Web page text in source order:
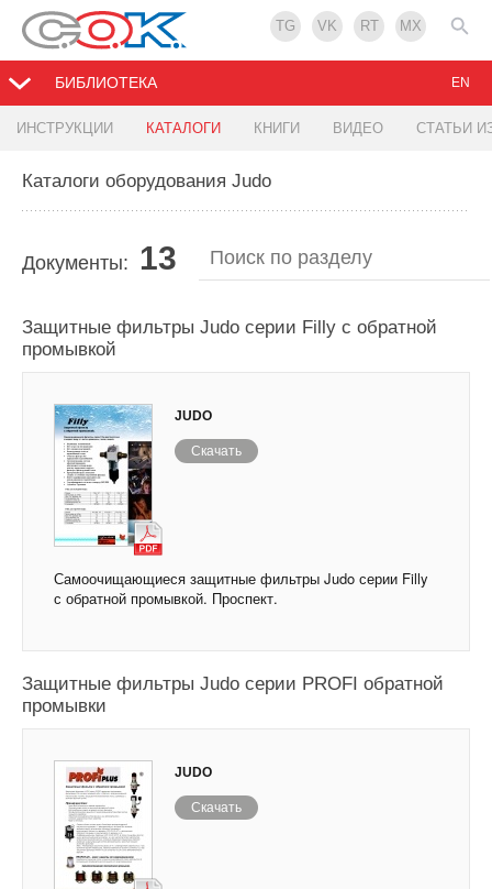
TG VK RT MX
БИБЛИОТЕКА
ИНСТРУКЦИИ КАТАЛОГИ КНИГИ ВИДЕО СТАТЬИ
EN
Каталоги оборудования Judo
Документы: 13
Защитные фильтры Judo серии Filly с обратной
промывкой
JUDO
Скачать
Самоочищающиеся защитные фильтры Judo серии Filly
с обратной промывкой. Проспект.
Защитные фильтры Judo серии PROFI обратной
промывки
JUDO
Скачать